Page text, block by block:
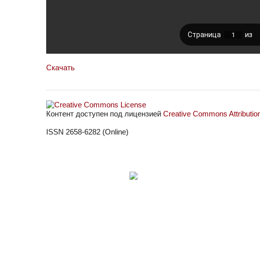
Скачать
Контент доступен под лицензией Creative Commons
ISSN 2658-6282 (Online)